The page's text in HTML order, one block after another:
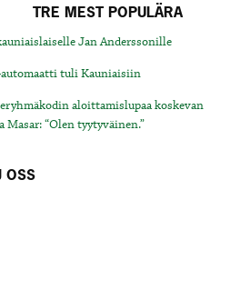
TRE MEST POPULÄRA
Jan Anderssonille
automaatti tuli Kauniaisiin
aloittamislupaa koskevan
“Olen tyytyväinen.”
OSS